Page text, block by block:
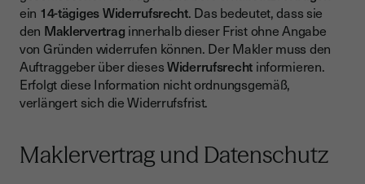
ein 14-tägiges Widerrufsrecht. Das bedeutet, dass sie
den Maklervertrag innerhalb dieser Frist ohne Angabe
von Gründen widerrufen können. Der Makler muss den
Auftraggeber über diesesWiderrufsrecht informieren.
Erfolgt diese Information nicht ordnungsgemäß,
verlängert sich die Widerrufsfrist.
Maklervertrag und Datenschutz